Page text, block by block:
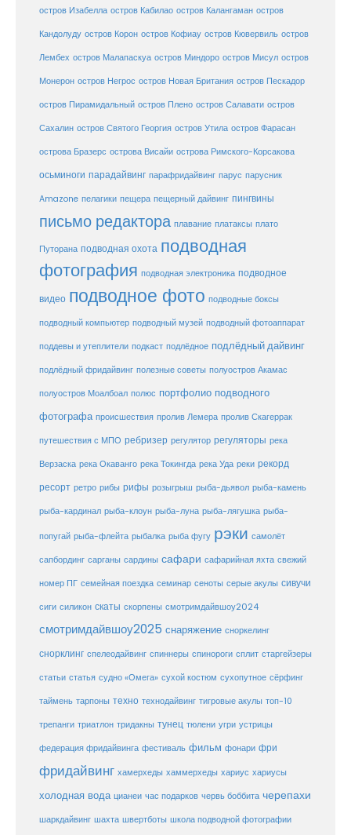
остров Изабелла остров Кабилао остров Калангаман остров
Кандолуду остров Корон остров Кофиау остров Кювервиль остров
Лембех остров Малапаскуа остров Миндоро остров Мисул остров
Монерон остров Негрос остров Новая Британия остров Пескадор
остров Пирамидальный остров Плено остров Салавати остров
Сахалин остров Святого Георгия остров Утила остров Фарасан
острова Бразерс острова Висайи острова Римского-Корсакова
осьминоги парадайвинг парафридайвинг парус парусник
Amazone пелагики пещера пещерный дайвинг пингвины
письмо редактора плавание платаксы плато
Путорана подводная охота подводная
фотография подводная электроника подводное
видео подводное фото подводные боксы
подводный компьютер подводный музей подводный фотоаппарат
поддевы и утеплители подкаст подлёдное подлёдный дайвинг
подлёдный фридайвинг полезные советы полуостров Акамас
полуостров Моалбоал полюс портфолио подводного
фотографа происшествия пролив Лемера пролив Скагеррак
путешествия с МПО ребризер регулятор регуляторы река
Верзаска река Окаванго река Токингда река Уда реки рекорд
ресорт ретро рибы рифы розыгрыш рыба-дьявол рыба-камень
рыба-кардинал рыба-клоун рыба-луна рыба-лягушка рыба-
попугай рыба-флейта рыбалка рыба фугу рэки самолёт
сапбординг сарганы сардины сафари сафарийная яхта свежий
номер ПГ семейная поездка семинар сеноты серые акулы сивучи
сиги силикон скаты скорпены смотримдайвшоу2024
смотримдайвшоу2025 снаряжение сноркелинг
снорклинг спелеодайвинг спиннеры спинороги сплит старгейзеры
статьи статья судно «Омега» сухой костюм сухопутное сёрфинг
таймень тарпоны техно технодайвинг тигровые акулы топ-10
трепанги триатлон тридакны тунец тюлени угри устрицы
федерация фридайвинга фестиваль фильм фонари фри
фридайвинг хамерхеды хаммерхеды хариус хариусы
холодная вода цианеи час подарков червь боббита черепахи
шаркдайвинг шахта швертботы школа подводной фотографии